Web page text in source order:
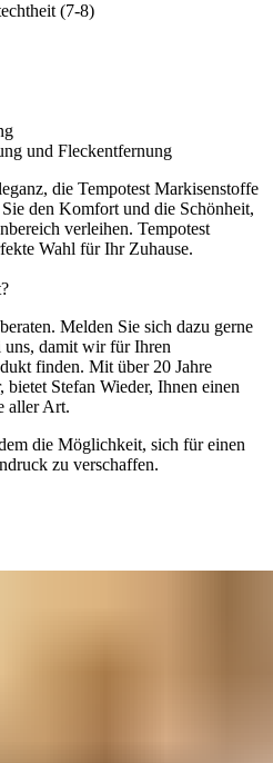
(7-8)
und Fleckentfernung
die Tempotest Markisenstoffe
den Komfort und die Schönheit,
verleihen. Tempotest
Wahl für Ihr Zuhause.
Melden Sie sich dazu gerne
damit wir für Ihren
finden. Mit über 20 Jahre
Stefan Wieder, Ihnen einen
aller Art.
die Möglichkeit, sich für einen
zu verschaffen.